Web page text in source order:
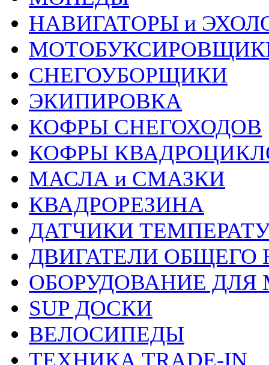
НАВИГАТОРЫ и
СНЕГОУБОРЩИКИ
ЭКИПИРОВКА
КОФРЫ СНЕГОХОДОВ
КОФРЫ
МАСЛА и СМАЗКИ
КВАДРОРЕЗИНА
ДАТЧИКИ
ДВИГАТЕЛИ ОБЩЕГО
ОБОРУДОВАНИЕ
SUP ДОСКИ
ВЕЛОСИПЕДЫ
ТЕХНИКА TRADE-IN